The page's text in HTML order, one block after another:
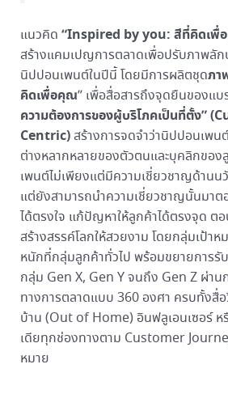
แนวคิด “Inspired by you: สีที่คิดเพื่
สร้างแคมเปญการตลาดเพื่อปรับภาพลั
นิปปอนเพนต์ในปีนี้ โดยมีการผลิตชุดภา
คิดเพื่อคุณ” เพื่อสื่อสารถึงจุดยืนของแบ
ความต้องการของผู้บริโภคเป็นที่ตั้ง”
Centric)สร้างการจดจำว่านิปปอนเพน
ต่างหลากหลายของตัวตนและบุคลิกขอ
เพนต์ไม่เพียงแต่มีความเชี่ยวชาญด้าน
แต่ยังสามารถนำความเชี่ยวชาญนั้นมา
ได้ตรงใจ แก้ปัญหาให้ลูกค้าได้ตรงจุด ต
สร้างสรรค์โลกให้สวยงาม โดยกลุ่มเป้า
หนักที่กลุ่มลูกค้าทั่วไป พร้อมขยายการรั
กลุ่ม Gen X, Gen Y จนถึง Gen Z ผ่าน
ทางการตลาดแบบ 360 องศา ครบทั้งสื่
บ้าน (Out of Home) อินฟลูเอนเซอร์ ห
เดียทุกช่องทางตาม Customer
หมาย